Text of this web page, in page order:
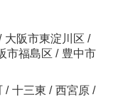
大阪市東淀川区 /
市福島区 / 豊中市
/ 十三東 / 西宮原 /